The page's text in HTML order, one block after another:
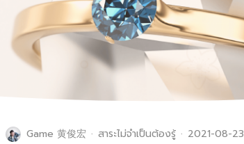
Game 黄俊宏 · สาระไม่จำเป็นต้องรู้ · 2021-08-23